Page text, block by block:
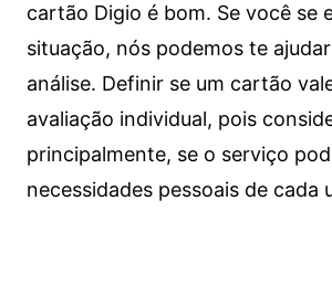
cartão Digio é bom. Se você se
situação, nós podemos te
análise. Definir se um cartão
avaliação individual, pois
principalmente, se o serviço
necessidades pessoais de cada